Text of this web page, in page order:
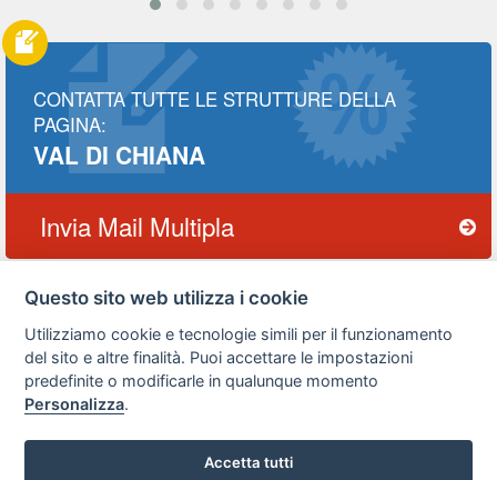
CONTATTA TUTTE LE STRUTTURE DELLA
PAGINA:
VAL DI CHIANA
Invia Mail Multipla
Privacy
policy
Avviso
legale
Scrivici
Preferenze cookie
Copyright © 2008
Questo sito web utilizza i cookie
Utilizziamo cookie e tecnologie simili per il funzionamento
del sito e altre finalità. Puoi accettare le impostazioni
predefinite o modificarle in qualunque momento
Personalizza.
Accetta tutti